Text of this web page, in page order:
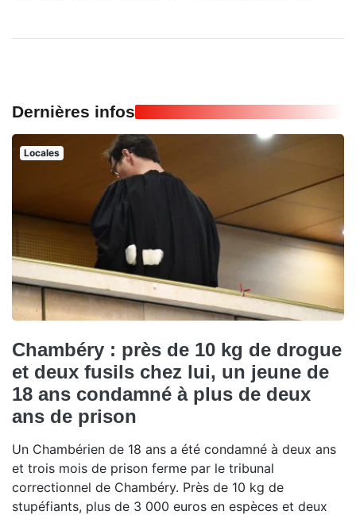
Dernières infos
Locales
Chambéry : près de 10 kg de drogue
et deux fusils chez lui, un jeune de
18 ans condamné à plus de deux
ans de prison
Un Chambérien de 18 ans a été condamné à deux ans
et trois mois de prison ferme par le tribunal
correctionnel de Chambéry. Près de 10 kg de
stupéfiants, plus de 3 000 euros en espèces et deux